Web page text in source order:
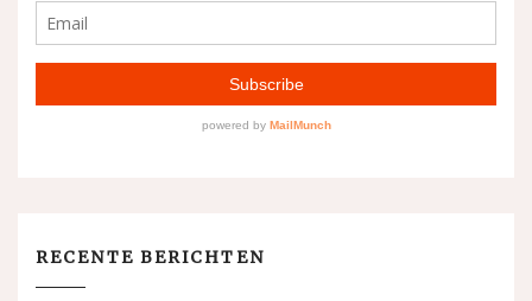
RECENTE BERICHTEN